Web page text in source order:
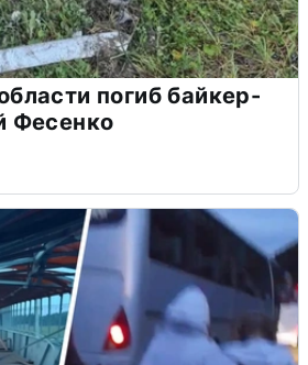
погиб байкер-
Фесенко